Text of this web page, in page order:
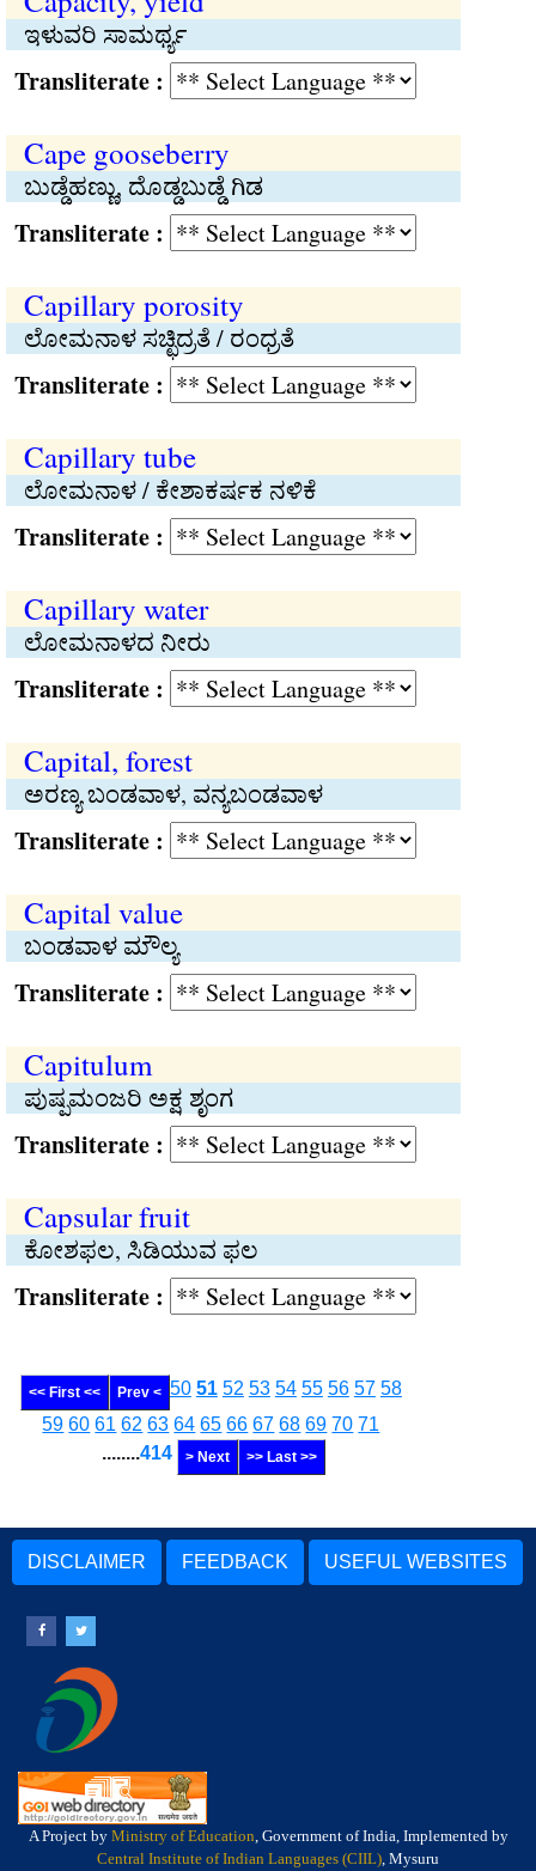
ಇಳುವರಿ ಸಾಮರ್ಥ್ಯ
:
Cape gooseberry
ಬುಡ್ಡೆಹಣ್ಣು, ದೊಡ್ಡಬುಡ್ಡೆ ಗಿಡ
:
Capillary porosity
ಲೋಮನಾಳ ಸಚ್ಛಿದ್ರತೆ / ರಂಧ್ರತೆ
:
Capillary tube
ಲೋಮನಾಳ / ಕೇಶಾಕರ್ಷಕ ನಳಿಕೆ
:
Capillary water
ಲೋಮನಾಳದ ನೀರು
:
Capital, forest
ಅರಣ್ಯ ಬಂಡವಾಳ, ವನ್ಯಬಂಡವಾಳ
:
Capital value
ಬಂಡವಾಳ ಮೌಲ್ಯ
:
Capitulum
ಪುಷ್ಪಮಂಜರಿ ಅಕ್ಷ ಶೃಂಗ
:
Capsular fruit
ಕೋಶಫಲ, ಸಿಡಿಯುವ ಫಲ
:
<< First << Prev < 50 51 52 53 54 55 56 57 58
59 60 61 62 63 64 65 66 67 68 69 70 71
........414 > Next >> Last >>
DISCLAIMER FEEDBACK USEFUL WEBSITES
A Project by Ministry of Education, Government of India, Implemented by
Central Institute of Indian Languages (CIIL), Mysuru